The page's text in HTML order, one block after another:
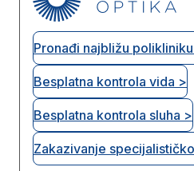
Pronađi najbližu
Besplatna kontrola vida >
Besplatna kontrola sluha >
Zakazivanje